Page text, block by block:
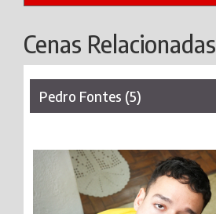
Cenas Relacionadas
Pedro Fontes (5)